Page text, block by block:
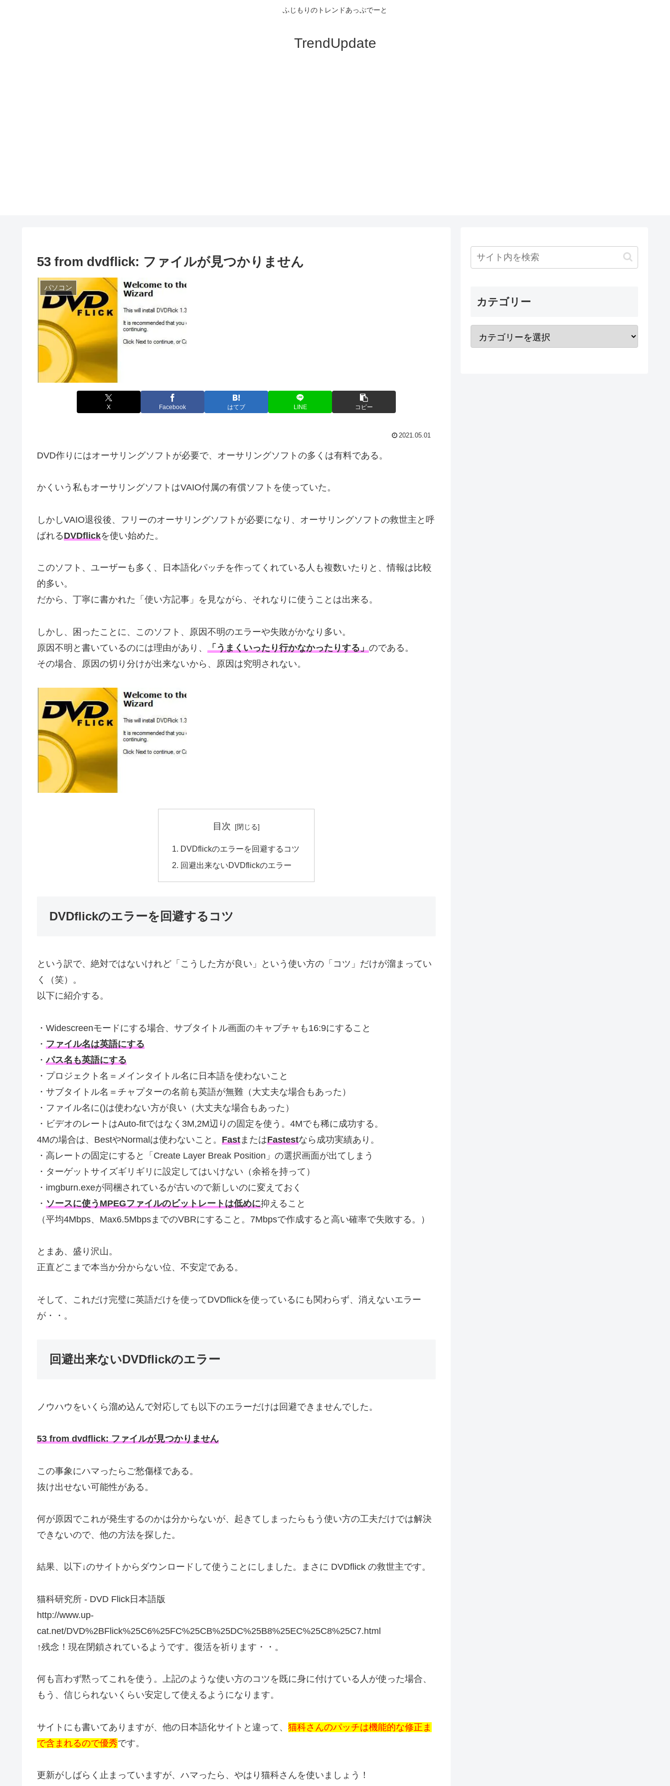
ふじもりのトレンドあっぷでーと
TrendUpdate
53 from dvdflick: ファイルが見つかりません
パソコン
X Facebook はてブ LINE コピー
2021.05.01
DVD作りにはオーサリングソフトが必要で、オーサリングソフトの多くは有料である。
かくいう私もオーサリングソフトはVAIO付属の有償ソフトを使っていた。
しかしVAIO退役後、フリーのオーサリングソフトが必要になり、オーサリングソフトの救世主と呼
ばれるDVDflickを使い始めた。
このソフト、ユーザーも多く、日本語化パッチを作ってくれている人も複数いたりと、情報は比較
的多い。
だから、丁寧に書かれた「使い方記事」を見ながら、それなりに使うことは出来る。
しかし、困ったことに、このソフト、原因不明のエラーや失敗がかなり多い。
原因不明と書いているのには理由があり、
「うまくいったり行かなかったりする」 のである。
その場合、原因の切り分けが出来ないから、原因は究明されない。
目次
DVDflickのエラーを回避するコツ
回避出来ないDVDflickのエラー
DVDflickのエラーを回避するコツ
という訳で、絶対ではないけれど「こうした方が良い」という使い方の「コツ」だけが溜まってい
く（笑）。
以下に紹介する。
・Widescreenモードにする場合、サブタイトル画面のキャプチャも16:9にすること
・ ファイル名は英語にする
・パス名も英語にする
・プロジェクト名＝メインタイトル名に日本語を使わないこと
・サブタイトル名＝チャプターの名前も英語が無難（大丈夫な場合もあった）
・ファイル名に()は使わない方が良い（大丈夫な場合もあった）
・ビデオのレートはAuto-fitではなく3M,2M辺りの固定を使う。4Mでも稀に成功する。
4Mの場合は、BestやNormalは使わないこと。 Fast またはFastestなら成功実績あり。
・高レートの固定にすると「Create Layer Break Position」の選択画面が出てしまう
・ターゲットサイズギリギリに設定してはいけない（余裕を持って）
・imgburn.exeが同梱されているが古いので新しいのに変えておく
・ ソースに使うMPEGファイルのビットレートは低めに抑えること
（平均4Mbps、Max6.5MbpsまでのVBRにすること。7Mbpsで作成すると高い確率で失敗する。）
とまあ、盛り沢山。
正直どこまで本当か分からない位、不安定である。
そして、これだけ完璧に英語だけを使ってDVDflickを使っているにも関わらず、消えないエラー
が・・。
回避出来ないDVDflickのエラー
ノウハウをいくら溜め込んで対応しても以下のエラーだけは回避できませんでした。
53 from dvdflick: ファイルが見つかりません
この事象にハマったらご愁傷様である。
抜け出せない可能性がある。
何が原因でこれが発生するのかは分からないが、起きてしまったらもう使い方の工夫だけでは解決
できないので、他の方法を探した。
結果、以下↓のサイトからダウンロードして使うことにしました。まさに DVDflick の救世主です。
猫科研究所 - DVD Flick日本語版
http://www.up-
cat.net/DVD%2BFlick%25C6%25FC%25CB%25DC%25B8%25EC%25C8%25C7.html
↑残念！現在閉鎖されているようです。復活を祈ります・・。
何も言わず黙ってこれを使う。上記のような使い方のコツを既に身に付けている人が使った場合、
もう、信じられないくらい安定して使えるようになります。
サイトにも書いてありますが、他の日本語化サイトと違って、 猫科さんのパッチは機能的な修正ま
で含まれるので優秀です。
更新がしばらく止まっていますが、ハマったら、やはり猫科さんを使いましょう！
カテゴリー